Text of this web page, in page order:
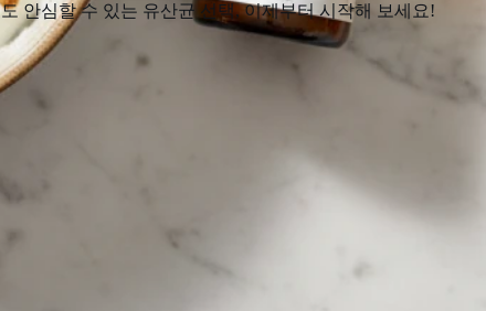
안심할 수 있는 유산균 선택, 이제부터 시작해 보세요!